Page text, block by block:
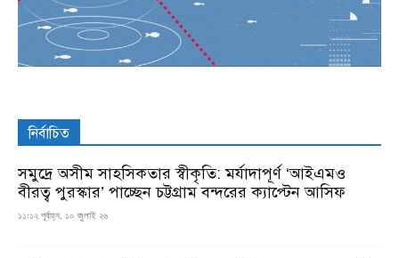
নির্বাচিত
সমুদ্রে অসীম সাহসিকতার স্বীকৃতি: মর্যাদাপূর্ণ ‘আইএমও
বীরত্ব পুরস্কার’ পাচ্ছেন চট্টগ্রাম বন্দরের ক্যাপ্টেন আসিফ
১১:১২ পূর্বাহ্ন, ১০ জুলাই ২৬